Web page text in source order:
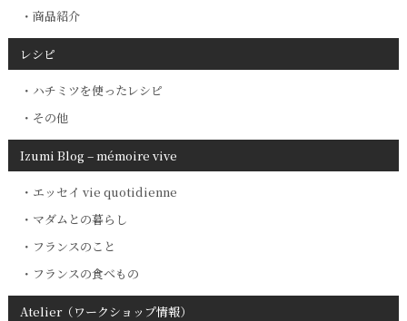
商品紹介
レシピ
ハチミツを使ったレシピ
その他
Izumi Blog – mémoire vive
エッセイ vie quotidienne
マダムとの暮らし
フランスのこと
フランスの食べもの
Atelier（ワークショップ情報）